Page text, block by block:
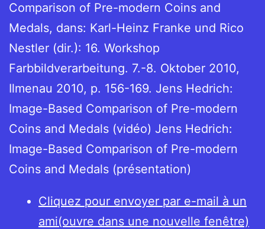
Comparison of Pre-modern Coins and
Medals, dans: Karl-Heinz Franke und Rico
Nestler (dir.): 16. Workshop
Farbbildverarbeitung. 7.-8. Oktober 2010,
Ilmenau 2010, p. 156-169. Jens Hedrich:
Image-Based Comparison of Pre-modern
Coins and Medals (vidéo) Jens Hedrich:
Image-Based Comparison of Pre-modern
Coins and Medals (présentation)
Cliquez pour envoyer par e-mail à un
ami(ouvre dans une nouvelle fenêtre)